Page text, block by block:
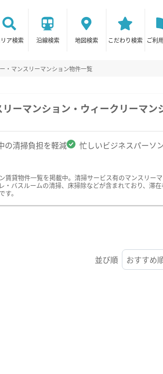
ア検索 沿線検索 地図検索 こだわり検索 ご利
・マンスリーマンション物件一覧
ーマンション・ウィークリーマン
の清掃負担を軽減 忙しいビジネスパーソ
貸物件一覧を掲載中。清掃サービス有のマンスリー
バスルームの清掃、床掃除などが含まれており、滞
。
並び順